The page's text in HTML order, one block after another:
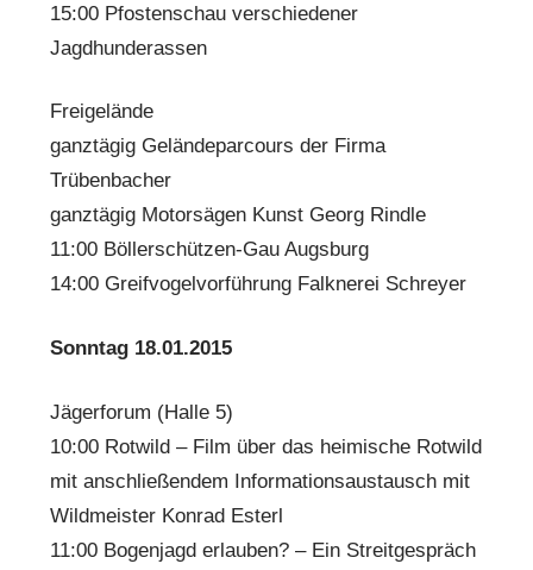
15:00 Pfostenschau verschiedener
Jagdhunderassen
Freigelände
ganztägig Geländeparcours der Firma
Trübenbacher
ganztägig Motorsägen Kunst Georg Rindle
11:00 Böllerschützen-Gau Augsburg
14:00 Greifvogelvorführung Falknerei Schreyer
Sonntag 18.01.2015
Jägerforum (Halle 5)
10:00 Rotwild – Film über das heimische Rotwild
mit anschließendem Informationsaustausch mit
Wildmeister Konrad Esterl
11:00 Bogenjagd erlauben? – Ein Streitgespräch